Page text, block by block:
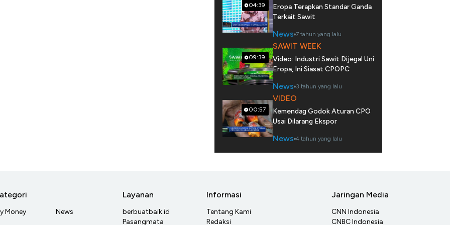
04:39
Eropa Terapkan Standar Ganda
Terkait Sawit
News 7 tahun yang lalu
09:39
SAWIT WEEK
Video: Industri Sawit Dijegal Uni
Eropa, Ini Siasat CPOPC
News 3 tahun yang lalu
00:57
VIDEO
Kemendag Godok Aturan CPO
Usai Dilarang Ekspor
News 4 tahun yang lalu
Money
News
Layanan
berbuatbaik.id
Pasangmata
Informasi
Tentang Kami
Redaksi
Jaringan Media
CNN Indonesia
CNBC Indonesia